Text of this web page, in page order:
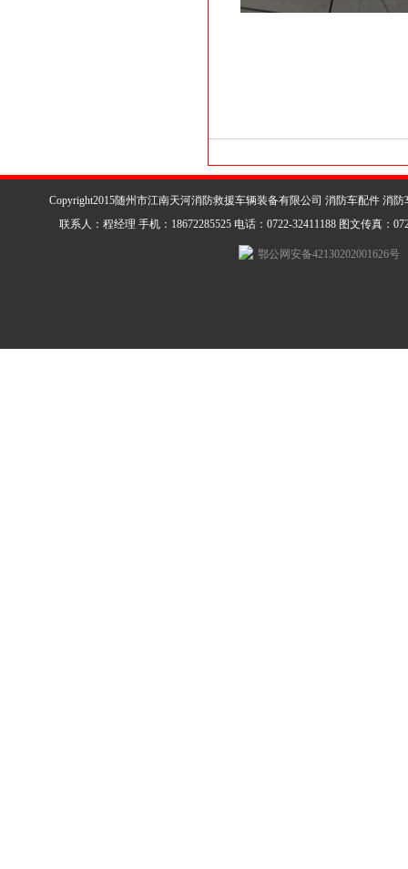
Copyright2015随州市江南天河消防救援车辆装备有限公司 消防车配件 消
联系人：程经理 手机：18672285525 电话：0722-32411188 图文传真：
鄂公网安备42130202001626号